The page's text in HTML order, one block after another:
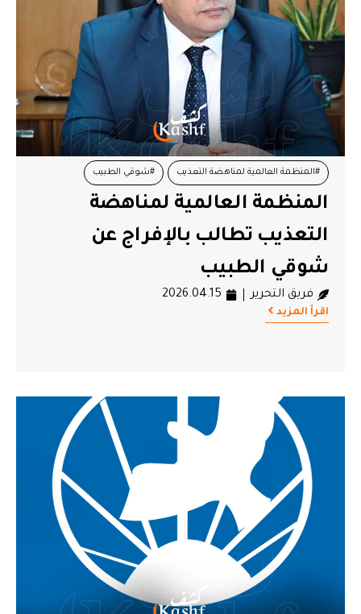
#المنظمة العالمية لمناهضة التعذيب #شوقي الطبيب
المنظمة العالمية لمناهضة
التعذيب تطالب بالإفراج عن
شوقي الطبيب
فريق التحرير 2026.04.15
اقرأ المزيد